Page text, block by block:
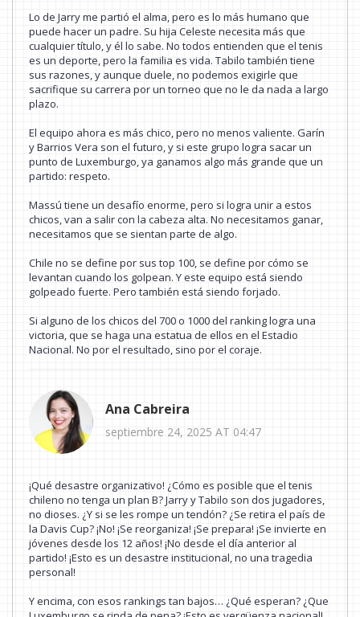
Lo de Jarry me partió el alma, pero es lo más humano que
puede hacer un padre. Su hija Celeste necesita más que
cualquier título, y él lo sabe. No todos entienden que el tenis
es un deporte, pero la familia es vida. Tabilo también tiene
sus razones, y aunque duele, no podemos exigirle que
sacrifique su carrera por un torneo que no le da nada a largo
plazo.
El equipo ahora es más chico, pero no menos valiente. Garín
y Barrios Vera son el futuro, y si este grupo logra sacar un
punto de Luxemburgo, ya ganamos algo más grande que un
partido: respeto.
Massú tiene un desafío enorme, pero si logra unir a estos
chicos, van a salir con la cabeza alta. No necesitamos ganar,
necesitamos que se sientan parte de algo.
Chile no se define por sus top 100, se define por cómo se
levantan cuando los golpean. Y este equipo está siendo
golpeado fuerte. Pero también está siendo forjado.
Si alguno de los chicos del 700 o 1000 del ranking logra una
victoria, que se haga una estatua de ellos en el Estadio
Nacional. No por el resultado, sino por el coraje.
Ana Cabreira
septiembre 24, 2025 AT 04:47
¡Qué desastre organizativo! ¿Cómo es posible que el tenis
chileno no tenga un plan B? Jarry y Tabilo son dos jugadores,
no dioses. ¿Y si se les rompe un tendón? ¿Se retira el país de
la Davis Cup? ¡No! ¡Se reorganiza! ¡Se prepara! ¡Se invierte en
jóvenes desde los 12 años! ¡No desde el día anterior al
partido! ¡Esto es un desastre institucional, no una tragedia
personal!
Y encima, con esos rankings tan bajos… ¿Qué esperan? ¿Que